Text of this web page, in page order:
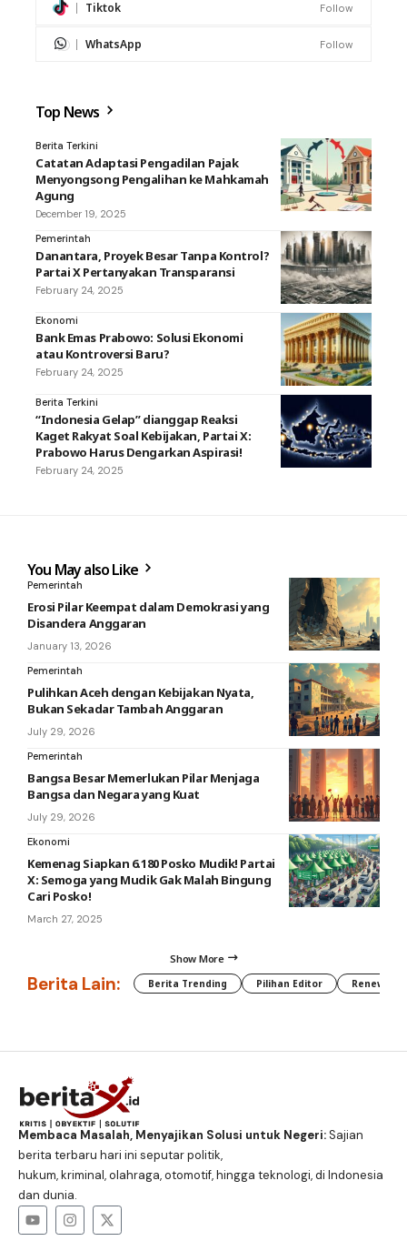
Tiktok Follow
WhatsApp Follow
Top News
Berita Terkini
Catatan Adaptasi Pengadilan Pajak
Menyongsong Pengalihan ke Mahkamah
Agung
December 19, 2025
Pemerintah
Danantara, Proyek Besar Tanpa Kontrol?
Partai X Pertanyakan Transparansi
February 24, 2025
Ekonomi
Bank Emas Prabowo: Solusi Ekonomi
atau Kontroversi Baru?
February 24, 2025
Berita Terkini
“Indonesia Gelap” dianggap Reaksi
Kaget Rakyat Soal Kebijakan, Partai X:
Prabowo Harus Dengarkan Aspirasi!
February 24, 2025
You May also Like
Pemerintah
Erosi Pilar Keempat dalam Demokrasi yang
Disandera Anggaran
January 13, 2026
Pemerintah
Pulihkan Aceh dengan Kebijakan Nyata,
Bukan Sekadar Tambah Anggaran
July 29, 2026
Pemerintah
Bangsa Besar Memerlukan Pilar Menjaga
Bangsa dan Negara yang Kuat
July 29, 2026
Ekonomi
Kemenag Siapkan 6.180 Posko Mudik! Partai
X: Semoga yang Mudik Gak Malah Bingung
Cari Posko!
March 27, 2025
Show More
Berita Lain: Berita Trending Pilihan Editor
Membaca Masalah, Menyajikan Solusi untuk Negeri:Sajian
berita terbaru hari ini seputar politik,
hukum, kriminal, olahraga, otomotif, hingga teknologi, di Indonesia
dan dunia.